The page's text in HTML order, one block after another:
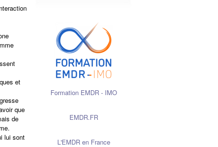
et
que
de
lui sont
Formation EMDR - IMO
EMDR.FR
L'EMDR en France